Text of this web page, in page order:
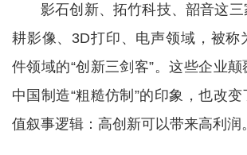
影石创新、拓竹科技、韶音这
耕影像、3D打印、电声领域，被称
件领域的“创新三剑客”。这些企业
中国制造“粗糙仿制”的印象，也改
值叙事逻辑：高创新可以带来高利润。